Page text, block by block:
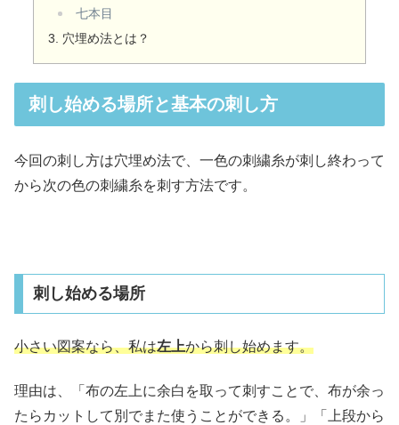
七本目
穴埋め法とは？
刺し始める場所と基本の刺し方
今回の刺し方は穴埋め法で、一色の刺繍糸が刺し終わって
から次の色の刺繍糸を刺す方法です。
刺し始める場所
小さい図案なら、私は左上から刺し始めます。
理由は、「布の左上に余白を取って刺すことで、布が余っ
たらカットして別でまた使うことができる。」「上段から